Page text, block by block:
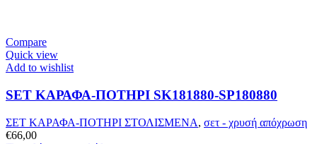
Compare
Quick view
Add to wishlist
SET ΚΑΡΑΦΑ-ΠΟΤΗΡΙ SK181880-SP180880
ΣΕΤ ΚΑΡΑΦΑ-ΠΟΤΗΡΙ ΣΤΟΛΙΣΜΕΝΑ, σετ - χρυσή απόχρωση
€66,00